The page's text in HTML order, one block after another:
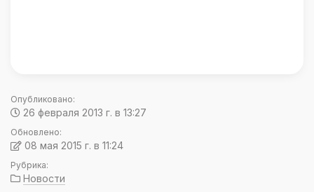
Опубликовано:
26 февраля 2013 г. в 13:27
Обновлено:
08 мая 2015 г. в 11:24
Рубрика:
Новости